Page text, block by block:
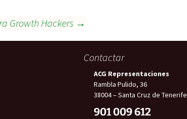
Growth Hackers →
Contactar
ACG Representaciones
Rambla Pulido, 36
38004 – Santa Cruz de Tenerife
901 009 612